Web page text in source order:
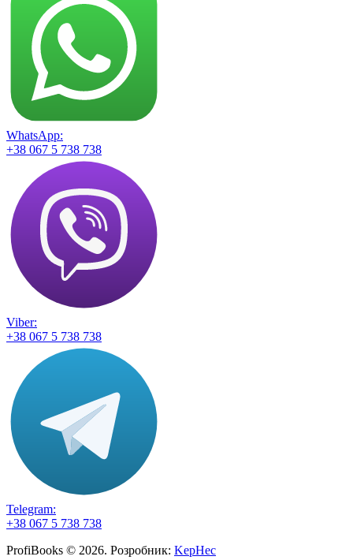
WhatsApp:
+38 067 5 738 738
Viber:
+38 067 5 738 738
Telegram:
+38 067 5 738 738
ProfiBooks © 2026. Розробник: KepHec